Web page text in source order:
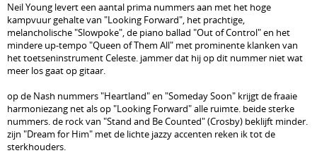
Neil Young levert een aantal prima nummers aan met het hoge
kampvuur gehalte van "Looking Forward", het prachtige,
melancholische "Slowpoke", de piano ballad "Out of Control" en het
mindere up-tempo "Queen of Them All" met prominente klanken van
het toetseninstrument Celeste. jammer dat hij op dit nummer niet wat
meer los gaat op gitaar.
op de Nash nummers "Heartland" en "Someday Soon" krijgt de fraaie
harmoniezang net als op "Looking Forward" alle ruimte. beide sterke
nummers. de rock van "Stand and Be Counted" (Crosby) beklijft minder.
zijn "Dream for Him" met de lichte jazzy accenten reken ik tot de
sterkhouders.